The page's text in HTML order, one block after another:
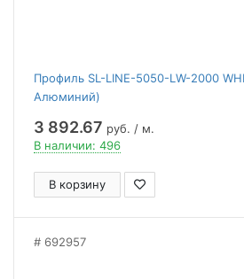
Профиль SL-LINE-5050-LW-2000
Алюминий)
3 892.67 руб. / м.
В наличии: 496
В корзину
692957